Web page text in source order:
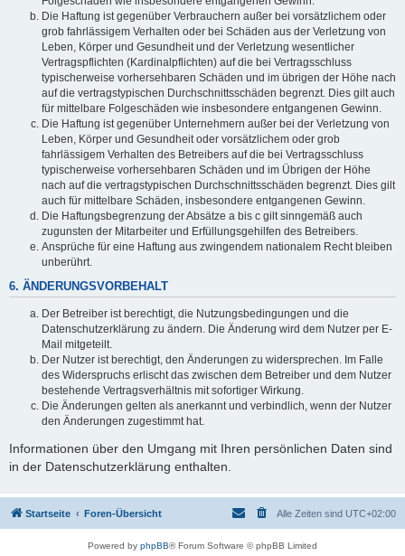
Die Haftung ist gegenüber Verbrauchern außer bei vorsätzlichem oder
grob fahrlässigem Verhalten oder bei Schäden aus der Verletzung von
Leben, Körper und Gesundheit und der Verletzung wesentlicher
Vertragspflichten (Kardinalpflichten) auf die bei Vertragsschluss
typischerweise vorhersehbaren Schäden und im übrigen der Höhe nach
auf die vertragstypischen Durchschnittsschäden begrenzt. Dies gilt auch
für mittelbare Folgeschäden wie insbesondere entgangenen Gewinn.
Die Haftung ist gegenüber Unternehmern außer bei der Verletzung von
Leben, Körper und Gesundheit oder vorsätzlichem oder grob
fahrlässigem Verhalten des Betreibers auf die bei Vertragsschluss
typischerweise vorhersehbaren Schäden und im Übrigen der Höhe
nach auf die vertragstypischen Durchschnittsschäden begrenzt. Dies gilt
auch für mittelbare Schäden, insbesondere entgangenen Gewinn.
Die Haftungsbegrenzung der Absätze a bis c gilt sinngemäß auch
zugunsten der Mitarbeiter und Erfüllungsgehilfen des Betreibers.
Ansprüche für eine Haftung aus zwingendem nationalem Recht bleiben
unberührt.
6. ÄNDERUNGSVORBEHALT
Der Betreiber ist berechtigt, die Nutzungsbedingungen und die
Datenschutzerklärung zu ändern. Die Änderung wird dem Nutzer per E-
Mail mitgeteilt.
Der Nutzer ist berechtigt, den Änderungen zu widersprechen. Im Falle
des Widerspruchs erlischt das zwischen dem Betreiber und dem Nutzer
bestehende Vertragsverhältnis mit sofortiger Wirkung.
Die Änderungen gelten als anerkannt und verbindlich, wenn der Nutzer
den Änderungen zugestimmt hat.
Informationen über den Umgang mit Ihren persönlichen Daten sind
in der Datenschutzerklärung enthalten.
Startseite Foren-Übersicht Alle Zeiten sind UTC+02:00
Powered by phpBB® Forum Software © phpBB Limited